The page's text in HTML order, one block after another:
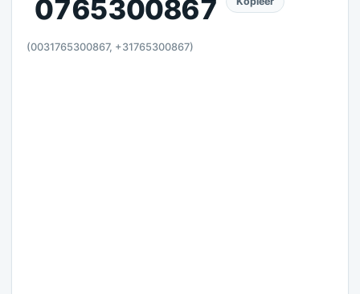
0765300867
(0031765300867, +31765300867)